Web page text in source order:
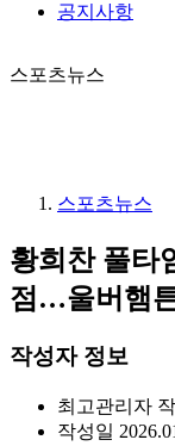
공지사항
스포츠뉴스
스포츠뉴스
황희찬 풀타
점…울버햄
작성자 정보
최고관리자
작성일